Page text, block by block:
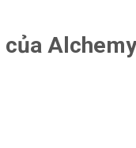
của Alchemy